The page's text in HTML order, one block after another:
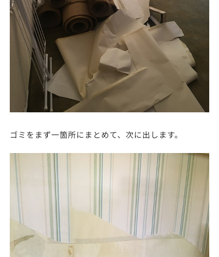
ゴミをまず一箇所にまとめて、次に出します。